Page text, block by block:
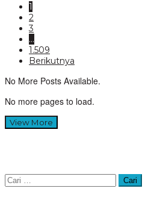
1
2
3
…
1.509
Berikutnya
No More Posts Available.
No more pages to load.
View More
Cari
untuk: